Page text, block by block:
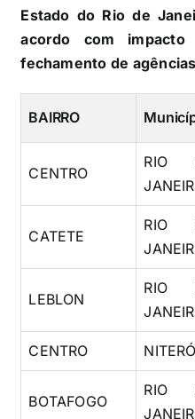
Estado do Rio de
acordo com
fechamento de
BAIRRO
CENTRO
RIO
CATETE
RIO
LEBLON
RIO
CENTRO
BOTAFOGO
RIO